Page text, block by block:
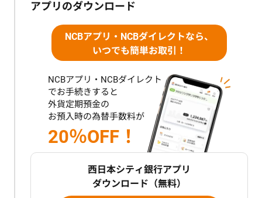
アプリのダウンロード
NCBアプリ・NCBダイレクトなら、
いつでも簡単お取引！
NCBアプリ・NCBダイレクト
でお手続きすると
外貨定期預金の
お預入時の為替手数料が
20％OFF！
西日本シティ銀行アプリ
ダウンロード（無料）